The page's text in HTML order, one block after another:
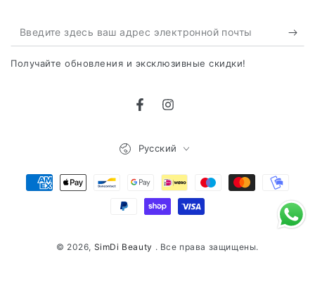
Введите
здесь
ваш
Получайте обновления и эксклюзивные скидки!
ФейсбукИнстаграм
© 2026, SimDi Beauty . Все права защищены.
Русский
Способы